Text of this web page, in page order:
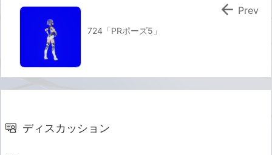
724「PRポーズ5」
 Prev
ディスカッション